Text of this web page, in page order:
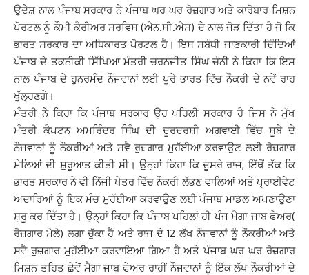
ਉਦੇਸ਼ ਨਾਲ ਪੰਜਾਬ ਸਰਕਾਰ ਨੇ ਪੰਜਾਬ ਘਰ ਘਰ ਰੋਜ਼ਗਾਰ ਅਤੇ ਕਾਰੋਬਾਰ ਮਿਸ਼ਨ
ਪੋਰਟਲ ਨੂੰ ਕੌਮੀ ਕੈਰੀਅਰ ਸਰਵਿਸ (ਐਨ.ਸੀ.ਐਸ) ਦੇ ਨਾਲ ਜੋੜ ਦਿੱਤਾ ਹੈ ਜੋ ਕਿ
ਭਾਰਤ ਸਰਕਾਰ ਦਾ ਅਧਿਕਾਰਤ ਪੋਰਟਲ ਹੈ। ਇਸ ਸਬੰਧੀ ਜਾਣਕਾਰੀ ਦਿੰਦਿਆਂ
ਪੰਜਾਬ ਦੇ ਤਕਨੀਕੀ ਸਿੱਖਿਆ ਮੰਤਰੀ ਚਰਨਜੀਤ ਸਿੰਘ ਚੰਨੀ ਨੇ ਕਿਹਾ ਕਿ ਇਸ
ਨਾਲ ਪੰਜਾਬ ਦੇ ਹੁਨਰਮੰਦ ਨੌਜਵਾਨਾਂ ਲਈ ਪੂਰੇ ਭਾਰਤ ਵਿੱਚ ਨੌਕਰੀ ਦੇ ਨਵੇਂ ਰਾਹ
ਖੁੱਲ੍ਹਣਗੇ।
ਮੰਤਰੀ ਨੇ ਕਿਹਾ ਕਿ ਪੰਜਾਬ ਸਰਕਾਰ ਉਹ ਪਹਿਲੀ ਸਰਕਾਰ ਹੈ ਜਿਸ ਨੇ ਮੁੱਖ
ਮੰਤਰੀ ਕੈਪਟਨ ਅਮਰਿੰਦਰ ਸਿੰਘ ਦੀ ਦੂਰਦਰਸ਼ੀ ਅਗਵਾਈ ਵਿੱਚ ਸੂਬੇ ਦੇ
ਨੌਜਵਾਨਾਂ ਨੂੰ ਨੌਕਰੀਆਂ ਅਤੇ ਸਵੈ ਰੁਜ਼ਗਾਰ ਮੁਹੱਈਆ ਕਰਵਾਉਣ ਲਈ ਰੋਜ਼ਗਾਰ
ਮੇਲਿਆਂ ਦੀ ਸ਼ੁਰੂਆਤ ਕੀਤੀ ਸੀ। ਉਨ੍ਹਾਂ ਕਿਹਾ ਕਿ ਦੂਸਰੇ ਰਾਜ, ਇੱਥੋਂ ਤੱਕ ਕਿ
ਭਾਰਤ ਸਰਕਾਰ ਨੇ ਵੀ ਨਿੱਜੀ ਖੇਤਰ ਵਿੱਚ ਨੌਕਰੀ ਲੱਭਣ ਵਾਲਿਆਂ ਅਤੇ ਪ੍ਰਾਈਵੇਟ
ਅਦਾਰਿਆਂ ਨੂੰ ਇਕ ਮੰਚ ਮੁਹੱਈਆ ਕਰਵਾਉਣ ਲਈ ਪੰਜਾਬ ਮਾਡਲ ਅਪਣਾਉਣਾ
ਸ਼ੁਰੂ ਕਰ ਦਿੱਤਾ ਹੈ। ਉਨ੍ਹਾਂ ਕਿਹਾ ਕਿ ਪੰਜਾਬ ਪਹਿਲਾਂ ਹੀ ਪੰਜ ਮੈਗਾ ਜਾਬ ਫੇਅਰ(
ਰੋਜ਼ਗਾਰ ਮੇਲੇ) ਲਗਾ ਚੁੱਕਾ ਹੈ ਅਤੇ ਰਾਜ ਦੇ 12 ਲੱਖ ਨੌਜਵਾਨਾਂ ਨੂੰ ਨੌਕਰੀਆਂ ਅਤੇ
ਸਵੈ ਰੁਜ਼ਗਾਰ ਮੁਹੱਈਆ ਕਰਵਾਇਆ ਗਿਆ ਹੈ ਅਤੇ ਪੰਜਾਬ ਘਰ ਘਰ ਰੋਜ਼ਗਾਰ
ਮਿਸ਼ਨ ਤਹਿਤ ਛੇਵੇਂ ਮੈਗਾ ਜਾਬ ਫੇਅਰ ਰਾਹੀਂ ਨੌਜਵਾਨਾਂ ਨੂੰ ਇੱਕ ਲੱਖ ਨੌਕਰੀਆਂ ਦੇ